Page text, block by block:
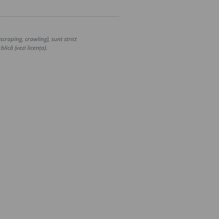
crawling), sunt strict
(vezi licența).